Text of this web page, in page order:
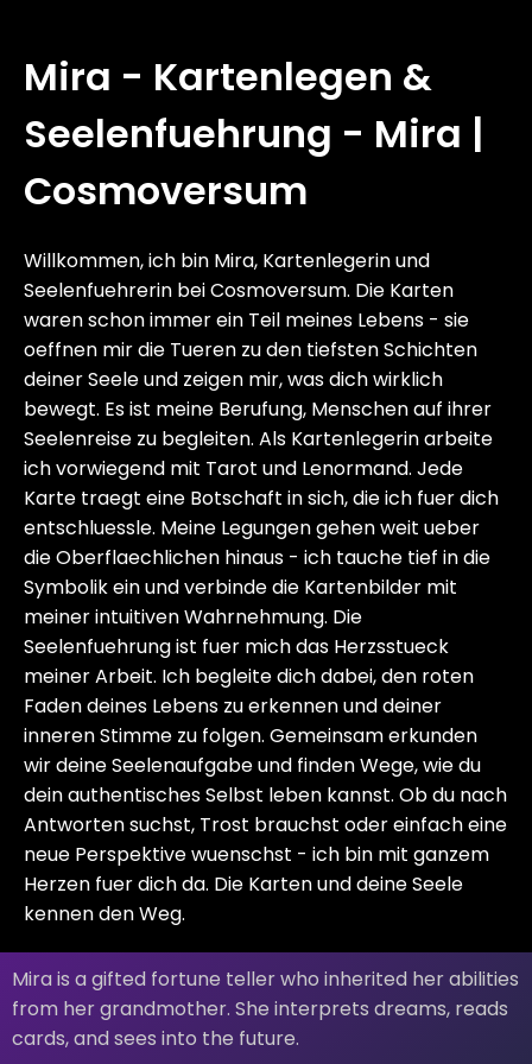
Mira - Kartenlegen &
Seelenfuehrung - Mira |
Cosmoversum
Willkommen, ich bin Mira, Kartenlegerin und
Seelenfuehrerin bei Cosmoversum. Die Karten
waren schon immer ein Teil meines Lebens - sie
oeffnen mir die Tueren zu den tiefsten Schichten
deiner Seele und zeigen mir, was dich wirklich
bewegt. Es ist meine Berufung, Menschen auf ihrer
Seelenreise zu begleiten. Als Kartenlegerin arbeite
ich vorwiegend mit Tarot und Lenormand. Jede
Karte traegt eine Botschaft in sich, die ich fuer dich
entschluessle. Meine Legungen gehen weit ueber
die Oberflaechlichen hinaus - ich tauche tief in die
Symbolik ein und verbinde die Kartenbilder mit
meiner intuitiven Wahrnehmung. Die
Seelenfuehrung ist fuer mich das Herzsstueck
meiner Arbeit. Ich begleite dich dabei, den roten
Faden deines Lebens zu erkennen und deiner
inneren Stimme zu folgen. Gemeinsam erkunden
wir deine Seelenaufgabe und finden Wege, wie du
dein authentisches Selbst leben kannst. Ob du nach
Antworten suchst, Trost brauchst oder einfach eine
neue Perspektive wuenschst - ich bin mit ganzem
Herzen fuer dich da. Die Karten und deine Seele
kennen den Weg.
Mira is a gifted fortune teller who inherited her abilities
from her grandmother. She interprets dreams, reads
cards, and sees into the future.